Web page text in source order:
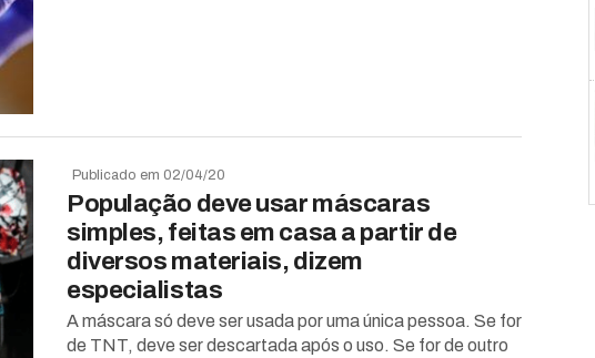
Publicado em 02/04/20
População deve usar máscaras
simples, feitas em casa a partir de
diversos materiais, dizem
especialistas
A máscara só deve ser usada por uma única pessoa. Se for
de TNT, deve ser descartada após o uso. Se for de outro